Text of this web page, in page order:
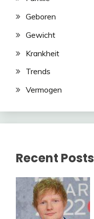
Geboren
Gewicht
Krankheit
Trends
Vermogen
Recent Posts